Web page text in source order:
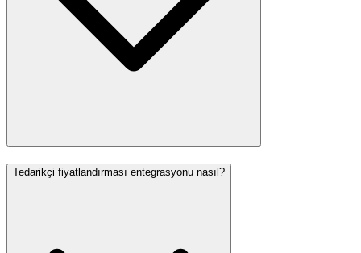
Tedarikçi fiyatlandırması entegrasyonu nasıl?